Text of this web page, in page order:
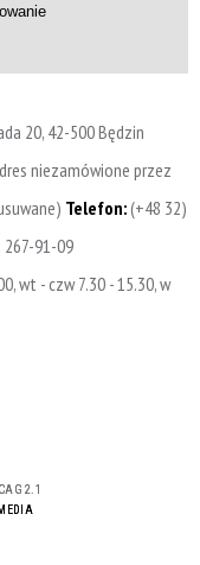
20, 42-500 Będzin
niezamówione przez
Telefon:(+48 32)
91-09
wt - czw 7.30 - 15.30, w
2.1